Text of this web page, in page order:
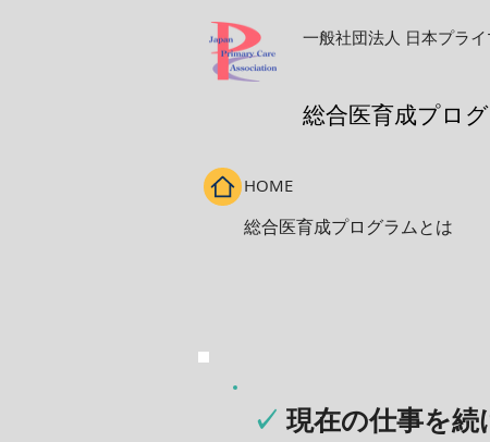
一般社団法人 日本プラ
総合医育成プロ
HOME
総合医育成プログラムとは
✓ 現在の仕事を続